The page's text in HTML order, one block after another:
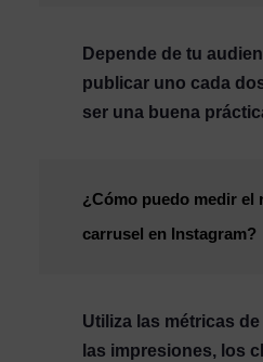
Depende de tu
publicar uno cada
ser una buena
¿Cómo puedo medir el
carrusel en Instagram?
Utiliza las métricas
las impresiones, los